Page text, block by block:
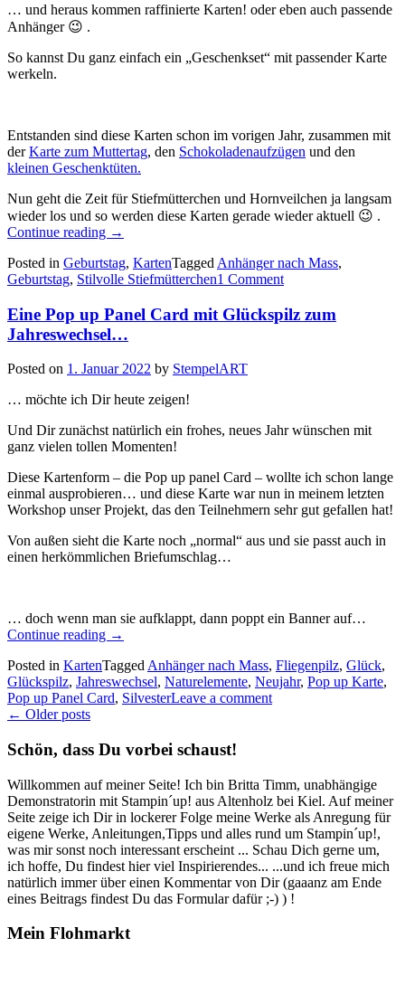
… und heraus kommen raffinierte Karten! oder eben auch passende
Anhänger 😉 .
So kannst Du ganz einfach ein „Geschenkset“ mit passender Karte
werkeln.
Entstanden sind diese Karten schon im vorigen Jahr, zusammen mit
derKarte zum Muttertag, den Schokoladenaufzügen und den
kleinen Geschenktüten.
Nun geht die Zeit für Stiefmütterchen und Hornveilchen ja langsam
wieder los und so werden diese Karten gerade wieder aktuell 😉 .
Continue reading „Stilvolle
treffen
auf
nach
Maß…“
→
Posted in Geburtstag, KartenTagged Anhänger nach Mass,
Geburtstag, Stilvolle Stiefmütterchen1 Comment
Eine Pop up Panel Card mit Glückspilz zum
Jahreswechsel…
Posted on 1. Januar 2022 by StempelART
… möchte ich Dir heute zeigen!
Und Dir zunächst natürlich ein frohes, neues Jahr wünschen mit
ganz vielen tollen Momenten!
Diese Kartenform – die Pop up panel Card – wollte ich schon lange
einmal ausprobieren… und diese Karte war nun in meinem letzten
Workshop unser Projekt, das den Teilnehmern sehr gut gefallen hat!
Von außen sieht die Karte noch „normal“ aus und sie passt auch in
einen herkömmlichen Briefumschlag…
… doch wenn man sie aufklappt, dann poppt ein Banner auf…
Continue reading „Eine
up
Panel
Card
zum
→
Posted in KartenTagged Anhänger nach Mass, Fliegenpilz, Glück,
Glückspilz, Jahreswechsel, Naturelemente, Neujahr, Pop up Karte,
Pop up Panel Card, SilvesterLeave a comment
Posts
← Older posts
Schön, dass Du vorbei schaust!
Willkommen auf meiner Seite! Ich bin Britta Timm, unabhängige
Demonstratorin mit Stampin´up! aus Altenholz bei Kiel. Auf meiner
Seite zeige ich Dir in lockerer Folge meine Werke als Anregung für
eigene Werke, Anleitungen,Tipps und alles rund um Stampin´up!,
was mir sonst noch interessant erscheint ... Schau Dich gerne um,
ich hoffe, Du findest hier viel Inspirierendes... ...und ich freue mich
natürlich immer über einen Kommentar von Dir (gaaanz am Ende
eines Beitrags findest Du das Formular dafür ;-) ) !
Mein Flohmarkt